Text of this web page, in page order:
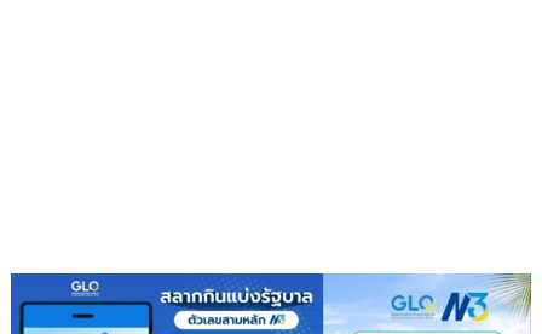
เสริม
ความ
มั่นคง